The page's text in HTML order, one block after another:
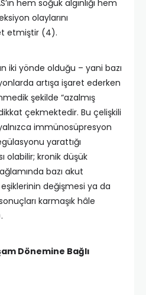
hem soğuk algınlığı hem
olaylarını
etmiştir (4).​
iki yönde olduğu – yani bazı
artışa işaret ederken
şekilde “azalmış
çekmektedir. Bu çelişkili
immünosüpresyon
yarattığı
olabilir; kronik düşük
bazı akut
değişmesi ya da
karmaşık hâle
Dönemine Bağlı